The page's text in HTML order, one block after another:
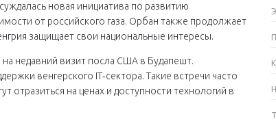
новая инициатива по развитию
от российского газа. Орбан также продолжает
защищает свои национальные интересы.
недавний визит посла США в Будапешт.
венгерского IT‑сектора. Такие встречи часто
на ценах и доступности технологий в